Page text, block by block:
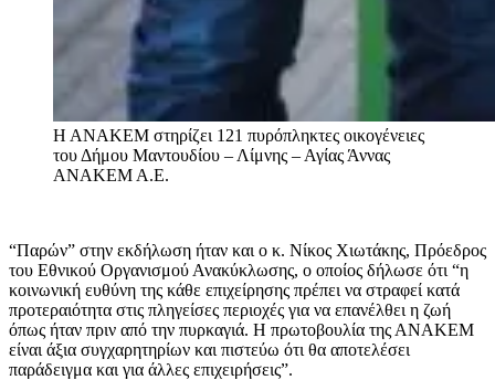
Η ΑΝΑΚΕΜ στηρίζει 121 πυρόπληκτες οικογένειες
του Δήμου Μαντουδίου – Λίμνης – Αγίας Άννας
ΑΝΑΚΕΜ Α.Ε.
“Παρών” στην εκδήλωση ήταν και ο κ. Νίκος Χιωτάκης, Πρόεδρος
του Εθνικού Οργανισμού Ανακύκλωσης, ο οποίος δήλωσε ότι “η
κοινωνική ευθύνη της κάθε επιχείρησης πρέπει να στραφεί κατά
προτεραιότητα στις πληγείσες περιοχές για να επανέλθει η ζωή
όπως ήταν πριν από την πυρκαγιά. Η πρωτοβουλία της ΑΝΑΚΕΜ
είναι άξια συγχαρητηρίων και πιστεύω ότι θα αποτελέσει
παράδειγμα και για άλλες επιχειρήσεις”.